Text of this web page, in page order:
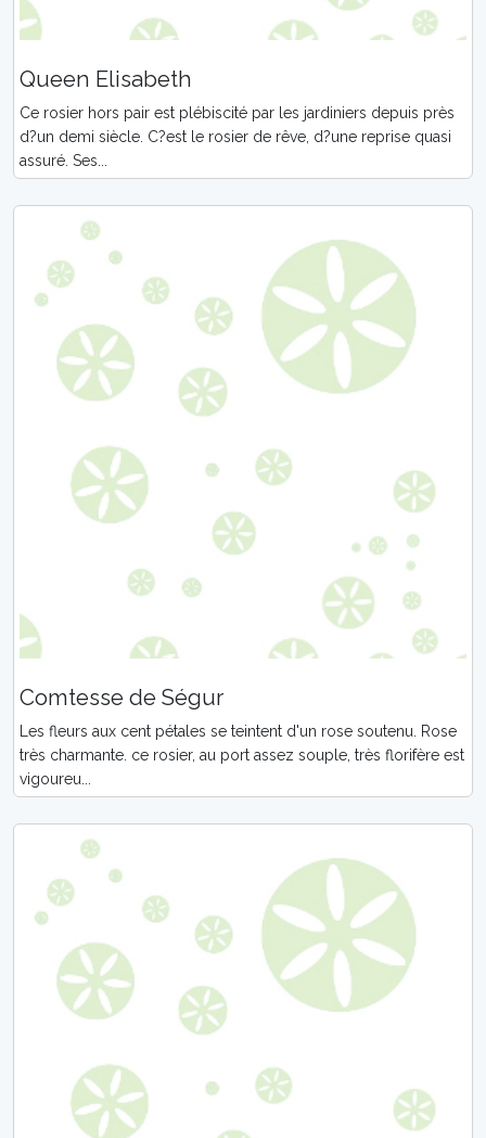
Queen Elisabeth
Ce rosier hors pair est plébiscité par les jardiniers depuis près
d?un demi siècle. C?est le rosier de rêve, d?une reprise quasi
assuré. Ses...
Comtesse de Ségur
Les fleurs aux cent pétales se teintent d'un rose soutenu. Rose
très charmante. ce rosier, au port assez souple, très florifère est
vigoureu...